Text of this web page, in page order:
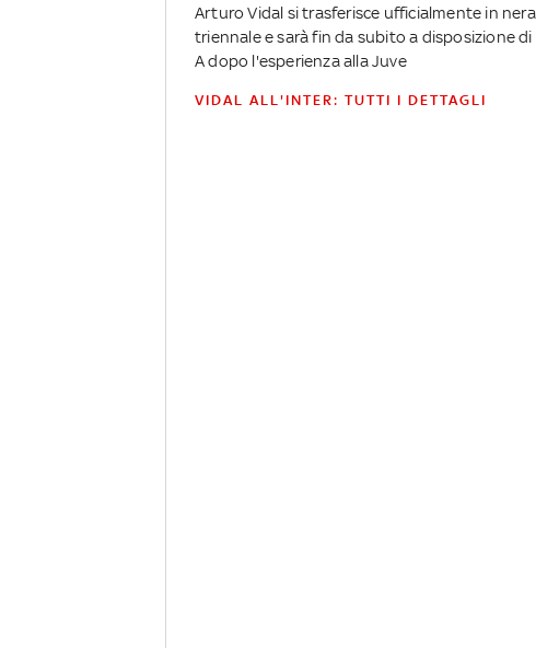
Arturo Vidal si trasferisce ufficialmente in
triennale e sarà fin da subito a disposizione
A dopo l'esperienza alla Juve
VIDAL ALL'INTER: TUTTI I DETTAGLI